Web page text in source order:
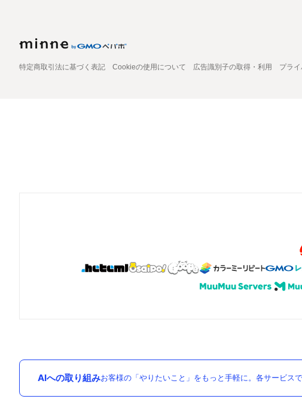
特定商取引法に基づく表記 Cookieの使用について 広告識別子の取得・利用 プラ
AIへの取り組みお客様の「やりたいこと」をもっと手軽に。各サービス